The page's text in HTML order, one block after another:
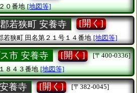
０番地 [地図等]
若狭町 安養寺 [開く]
若狭町田名第２１号１４番地 [地図等]
市 安養寺 [開く]
[〒400-0336]
８４３番地 [地図等]
養寺 [開く]
[〒382-0045]